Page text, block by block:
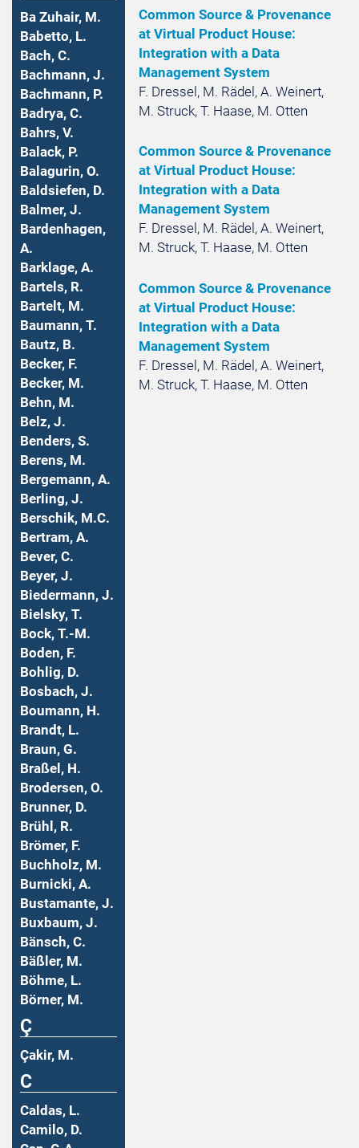
Ba Zuhair, M.
Babetto, L.
Bach, C.
Bachmann, J.
Bachmann, P.
Badrya, C.
Bahrs, V.
Balack, P.
Balagurin, O.
Baldsiefen, D.
Balmer, J.
Bardenhagen,
A.
Barklage, A.
Bartels, R.
Bartelt, M.
Baumann, T.
Bautz, B.
Becker, F.
Becker, M.
Behn, M.
Belz, J.
Benders, S.
Berens, M.
Bergemann, A.
Berling, J.
Berschik, M.C.
Bertram, A.
Bever, C.
Beyer, J.
Biedermann, J.
Bielsky, T.
Bock, T.-M.
Boden, F.
Bohlig, D.
Bosbach, J.
Boumann, H.
Brandt, L.
Braun, G.
Braßel, H.
Brodersen, O.
Brunner, D.
Brühl, R.
Brömer, F.
Buchholz, M.
Burnicki, A.
Bustamante, J.
Buxbaum, J.
Bänsch, C.
Bäßler, M.
Böhme, L.
Börner, M.
Ç
Çakir, M.
C
Caldas, L.
Camilo, D.
Common Source & Provenance
at Virtual Product House:
Integration with a Data
Management System
F. Dressel, M. Rädel, A. Weinert,
M. Struck, T. Haase, M. Otten
Common Source & Provenance
at Virtual Product House:
Integration with a Data
Management System
F. Dressel, M. Rädel, A. Weinert,
M. Struck, T. Haase, M. Otten
Common Source & Provenance
at Virtual Product House:
Integration with a Data
Management System
F. Dressel, M. Rädel, A. Weinert,
M. Struck, T. Haase, M. Otten